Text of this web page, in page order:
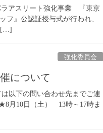
ラアスリート強化事業 『東京
フ』公認証授与式が行われ、
[…]
強化委員会
について
以下の問い合わせ先までご連
月10日（土） 13時～17時ま